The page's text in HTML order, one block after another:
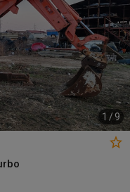
1 /9